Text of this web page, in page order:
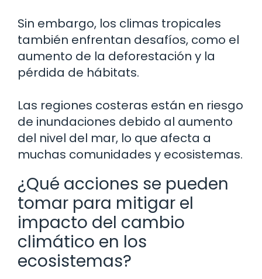
Sin embargo, los climas tropicales
también enfrentan desafíos, como el
aumento de la deforestación y la
pérdida de hábitats.
Las regiones costeras están en riesgo
de inundaciones debido al aumento
del nivel del mar, lo que afecta a
muchas comunidades y ecosistemas.
¿Qué acciones se pueden
tomar para mitigar el
impacto del cambio
climático en los
ecosistemas?